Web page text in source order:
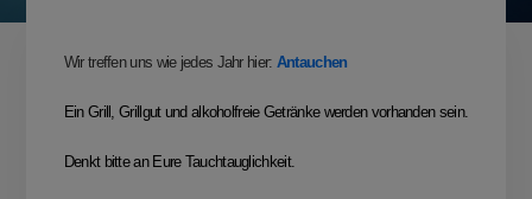
Wir treffen uns wie jedes Jahr hier: Antauchen
Ein Grill, Grillgut und alkoholfreie Getränke werden vorhanden sein.
Denkt bitte an Eure Tauchtauglichkeit.